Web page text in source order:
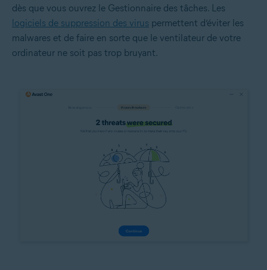
dès que vous ouvrez le Gestionnaire des tâches. Les
logiciels de suppression des virus permettent d’éviter les
malwares et de faire en sorte que le ventilateur de votre
ordinateur ne soit pas trop bruyant.